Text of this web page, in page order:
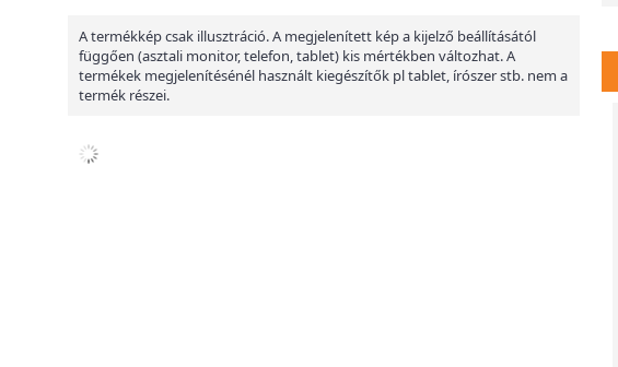
A termékkép csak illusztráció. A megjelenített kép a kijelző beállításától
függően (asztali monitor, telefon, tablet) kis mértékben változhat. A
termékek megjelenítésénél használt kiegészítők pl tablet, írószer stb. nem a
termék részei.